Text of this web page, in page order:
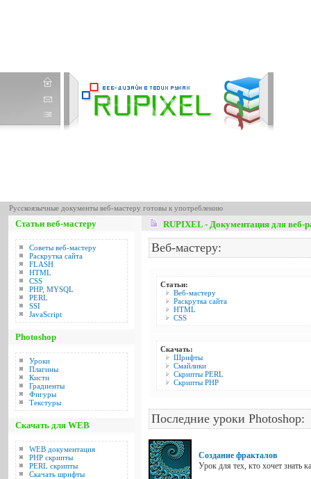
Русскоязычные документы веб-мастеру готовы к употреблению
Статьи веб-мастеру
Советы веб-мастеру
Раскрутка сайта
FLASH
HTML
CSS
PHP, MYSQL
PERL
SSI
JavaScript
Photoshop
Уроки
Плагины
Кисти
Градиенты
Фигуры
Текстуры
Скачать для WEB
WEB документация
PHP скрипты
PERL скрипты
Скачать шрифты
RUPIXEL - Документация для веб-
Веб-мастеру:
Статьи:
Веб-мастеру
Раскрутка сайта
HTML
CSS
Скачать:
Шрифты
Смайлики
Скрипты PERL
Скрипты PHP
Последние уроки Photoshop:
Создание фракталов
Урок для тех, кто хочет знать